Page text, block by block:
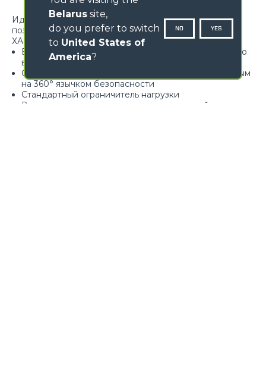
Идеальное решение для подъема, перемещения и
позиционирования подвешенных грузов
ХАРАКТЕРИСТИКИE
Высокопрочная каркасная конструкция умеренного
веса
Сертифицированный крюк, оснащенный поворотным
на 360° язычком безопасности
Стандартный ограничитель нагрузки
В распоряжении имеются варианты разной длины
Belarus site,
do you prefer to switch
to United States of
America?
NO YES